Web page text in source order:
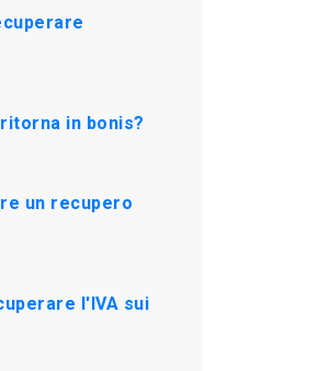
in bonis?
un recupero
l'IVA sui